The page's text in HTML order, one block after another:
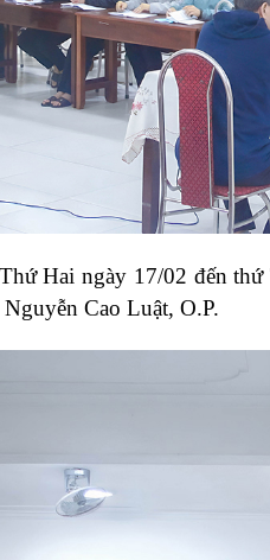
Hai ngày 17/02 đến
Cao Luật, O.P.